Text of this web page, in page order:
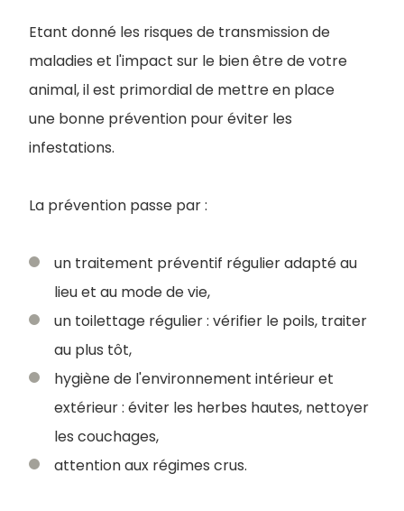
Etant donné les risques de transmission de
maladies et l'impact sur le bien être de votre
animal, il est primordial de mettre en place
une bonne prévention pour éviter les
infestations.
La prévention passe par :
un traitement préventif régulier adapté au
lieu et au mode de vie,
un toilettage régulier : vérifier le poils, traiter
au plus tôt,
hygiène de l'environnement intérieur et
extérieur : éviter les herbes hautes, nettoyer
les couchages,
attention aux régimes crus.